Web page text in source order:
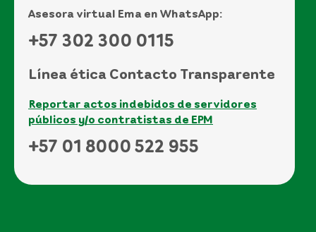
Asesora virtual Ema en WhatsApp:
+57 302 300 0115
Línea ética Contacto Transparente
Reportar actos indebidos de servidores
públicos y/o contratistas de EPM
+57 01 8000 522 955